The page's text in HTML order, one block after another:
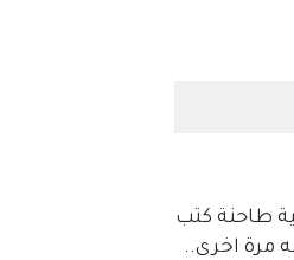
طاحنة كتب
مرة اخرى..